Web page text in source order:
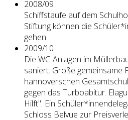
2008/09
Schiffstaufe auf dem
Stiftung können die
gehen.
2009/10
Die WC-Anlagen im
saniert. Große gemeinsame
hannoverschen
gegen das Turboabitur.
Hilft". Ein
Schloss Belvue zur